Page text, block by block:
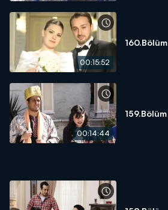
00:15:52
160.Bölüm
00:14:44
159.Bölüm